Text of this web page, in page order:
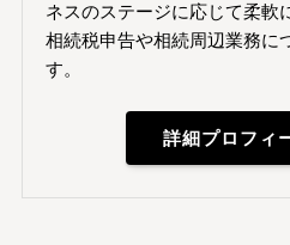
ネスのステージに応じて柔軟
相続税申告や相続周辺業務に
す。
詳細プロフィ